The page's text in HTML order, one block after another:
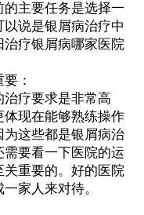
主要任务是选择一
说是银屑病治疗中
疗银屑病哪家医院
：
疗要求是非常高
现在能够熟练操作
这些都是银屑病治
要看一下医院的运
重要的。好的医院
家人来对待。